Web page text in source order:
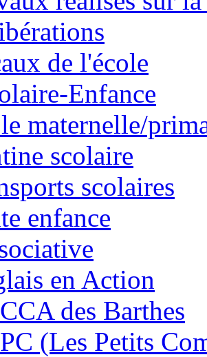
de l'école
Enfance
maternelle/
scolaire
scolaires
enfance
en Action
des Barthes
(Les Petits